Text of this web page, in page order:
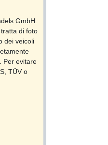
GmbH.
di foto
dei veicoli
Per evitare
TÜV o